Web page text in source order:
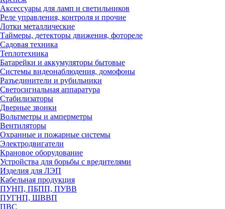
Аксессуары для ламп и светильников
Реле управления, контроля и прочие
Лотки металлические
Таймеры, детекторы движения, фотореле
Садовая техника
Теплотехника
Батарейки и аккумуляторы бытовые
Системы видеонаблюдения, домофоны
Разъединители и рубильники
Светосигнальная аппаратура
Стабилизаторы
Дверные звонки
Вольтметры и амперметры
Вентиляторы
Охранные и пожарные системы
Электродвигатели
Крановое оборудование
Устройства для борьбы с вредителями
Изделия для ЛЭП
Кабельная продукция
ПУНП, ПБПП, ПУВВ
ПУГНП, ШВВП
ПВС